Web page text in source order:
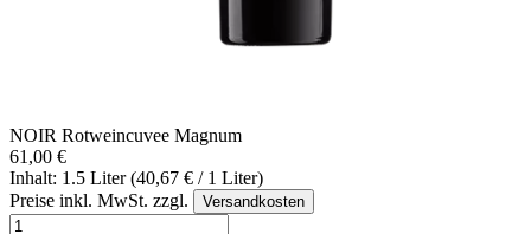
NOIR Rotweincuvee Magnum
61,00 €
Inhalt: 1.5 Liter (40,67 € / 1 Liter)
Preise inkl. MwSt. zzgl.
Versandkosten